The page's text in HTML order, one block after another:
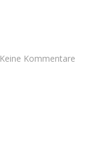
Keine Kommentare